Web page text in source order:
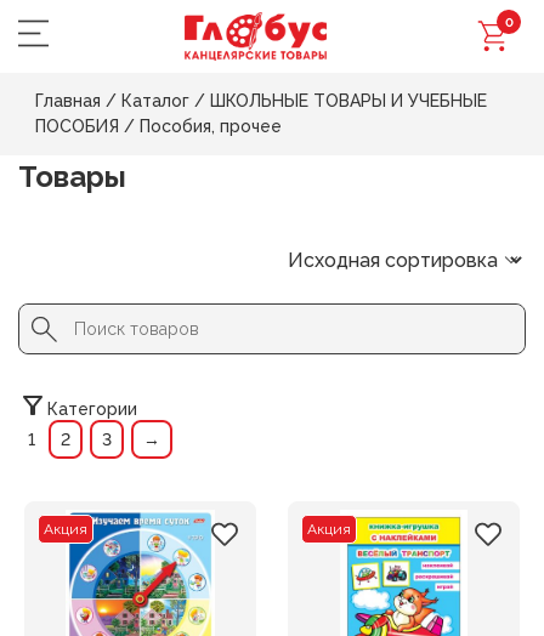
0
Главная / Каталог / ШКОЛЬНЫЕ ТОВАРЫ И УЧЕБНЫЕ
ПОСОБИЯ / Пособия, прочее
Товары
Search
for:
Button
Категории
1
2 3 →
Акция Акция